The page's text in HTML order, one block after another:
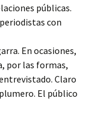
públicas.
con
En ocasiones,
por las formas,
Claro
El público